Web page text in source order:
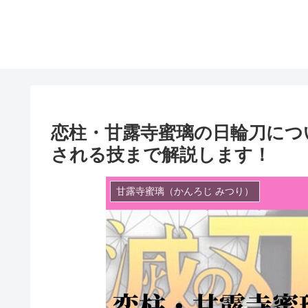
恋柱・甘露寺蜜璃の日輪刀に
される技まで解説します！
甘露寺蜜璃（かんろじ みつり）